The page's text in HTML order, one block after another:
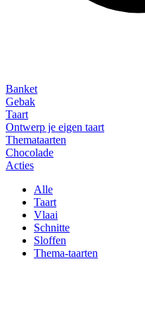
Banket
Gebak
Taart
Ontwerp je eigen taart
Themataarten
Chocolade
Acties
Alle
Taart
Vlaai
Schnitte
Sloffen
Thema-taarten